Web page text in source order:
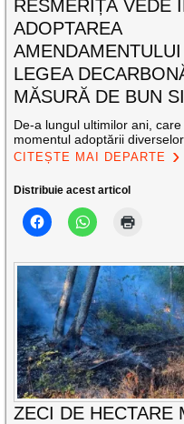
RESMERIȚĂ VEDE
ADOPTAREA
LEGEA
MĂSURĂ DE BUN
De-a lungul ultimilor ani,
momentul adoptării
CITEȘTE MAI DEPARTE
Distribuie acest articol
ZECI DE HECTARE